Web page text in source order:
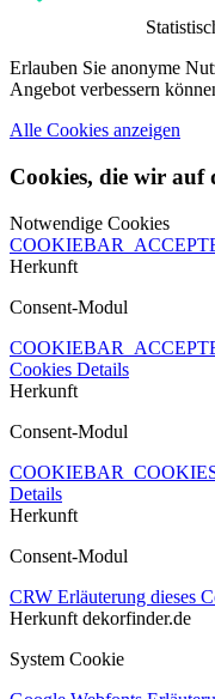
Erlauben Sie anonyme
Angebot verbessern
Alle Cookies anzeigen
Cookies, die wir auf
Notwendige Cookies
Herkunft
Consent-Modul
Cookies Details
Herkunft
Consent-Modul
Details
Herkunft
Consent-Modul
CRW Erläuterung dieses
Herkunft dekorfinder.de
System Cookie